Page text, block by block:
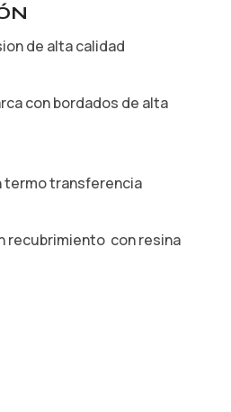
de alta calidad
con bordados de alta
termo transferencia
recubrimiento con resina